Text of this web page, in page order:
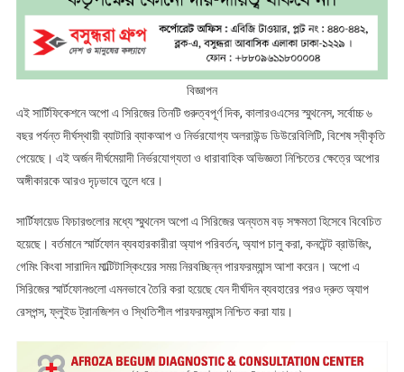
বিজ্ঞাপন
এই সার্টিফিকেশনে অপো এ সিরিজের তিনটি গুরুত্বপূর্ণ দিক, কালারওএসের স্মুথনেস, সর্বোচ্চ ৬
বছর পর্যন্ত দীর্ঘস্থায়ী ব্যাটারি ব্যাকআপ ও নির্ভরযোগ্য অলরাউন্ড ডিউরেবিলিটি, বিশেষ স্বীকৃতি
পেয়েছে। এই অর্জন দীর্ঘমেয়াদী নির্ভরযোগ্যতা ও ধারাবাহিক অভিজ্ঞতা নিশ্চিতের ক্ষেত্রে অপোর
অঙ্গীকারকে আরও দৃঢ়ভাবে তুলে ধরে।
সার্টিফায়েড ফিচারগুলোর মধ্যে স্মুথনেস অপো এ সিরিজের অন্যতম বড় সক্ষমতা হিসেবে বিবেচিত
হয়েছে। বর্তমানে স্মার্টফোন ব্যবহারকারীরা অ্যাপ পরিবর্তন, অ্যাপ চালু করা, কনটেন্ট ব্রাউজিং,
গেমিং কিংবা সারাদিন মাল্টিটাস্কিংয়ের সময় নিরবচ্ছিন্ন পারফরম্যান্স আশা করেন। অপো এ
সিরিজের স্মার্টফোনগুলো এমনভাবে তৈরি করা হয়েছে যেন দীর্ঘদিন ব্যবহারের পরও দ্রুত অ্যাপ
রেসপন্স, ফ্লুইড ট্রানজিশন ও স্থিতিশীল পারফরম্যান্স নিশ্চিত করা যায়।